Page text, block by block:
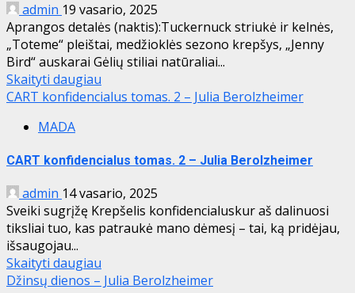
admin 19 vasario, 2025
Aprangos detalės (naktis):Tuckernuck striukė ir kelnės,
„Toteme“ pleištai, medžioklės sezono krepšys, „Jenny
Bird“ auskarai Gėlių stiliai natūraliai...
Skaityti daugiau
CART konfidencialus tomas. 2 – Julia Berolzheimer
MADA
CART konfidencialus tomas. 2 – Julia Berolzheimer
admin 14 vasario, 2025
Sveiki sugrįžę Krepšelis konfidencialuskur aš dalinuosi
tiksliai tuo, kas patraukė mano dėmesį – tai, ką pridėjau,
išsaugojau...
Skaityti daugiau
Džinsų dienos – Julia Berolzheimer